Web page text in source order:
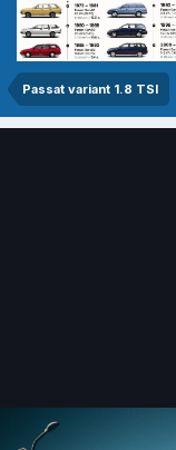
Passat variant 1.8 TSI